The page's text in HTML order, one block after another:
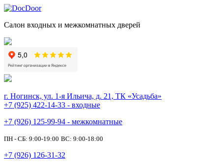
Салон входных и межкомнатных дверей
г. Ногинск, ул. 1-я Ильича, д. 21, ТК «Усадьба»
+7 (925) 422-14-33 - входные
+7 (926) 125-99-94 - межкомнатные
ПН - СБ: 9:00-19:00 ВС: 9:00-18:00
+7 (926) 126-31-32